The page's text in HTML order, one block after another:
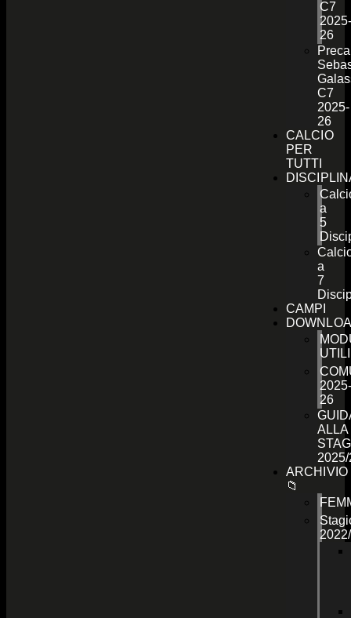
C7
2025-
26
C7
2025-
26
CALCIO
PER
TUTTI
a
5
a
7
CAMPI
UTILI
2025-
26
ALLA
2025/
ARCHIVIO
📁